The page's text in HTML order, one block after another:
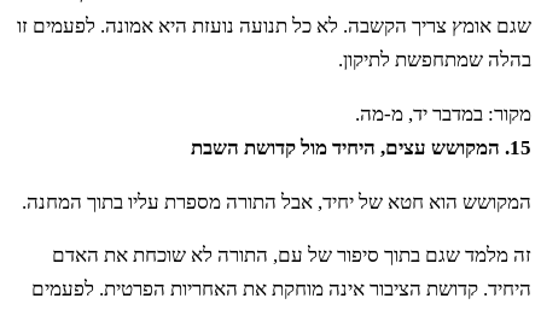
שגם אומץ צריך הקשבה. לא כל תנועה נועזת היא אמונה. לפעמים זו
בהלה שמתחפשת לתיקון.
מקור: במדבר יד, מ-מה.
15. המקושש עצים, היחיד מול קדושת השבת
המקושש הוא חטא של יחיד, אבל התורה מספרת עליו בתוך המחנה.
זה מלמד שגם בתוך סיפור של עם, התורה לא שוכחת את האדם
היחיד. קדושת הציבור אינה מוחקת את האחריות הפרטית. לפעמים